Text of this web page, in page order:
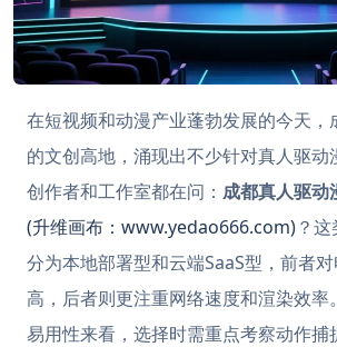
在短视频和动漫产业蓬勃发展的今天，
的文创高地，涌现出不少针对真人驱动
创作者和工作室都在问： 成都真人驱动
(升维画布：www.yedao666.com)？
分为本地部署型和云端SaaS型，前者
高，后者则更注重网络速度和渲染效率
易用性来看，选择时需重点考察动作捕